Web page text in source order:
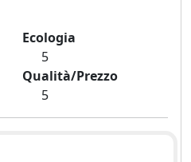
Ecologia
5
Qualità/Prezzo
5